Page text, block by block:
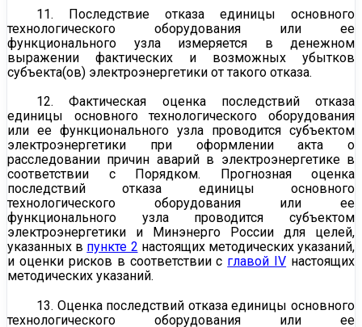
11. Последствие отказа единицы основного
технологического оборудования или ее
функционального узла измеряется в денежном
выражении фактических и возможных убытков
субъекта(ов) электроэнергетики от такого отказа.
12. Фактическая оценка последствий отказа
единицы основного технологического оборудования
или ее функционального узла проводится субъектом
электроэнергетики при оформлении акта о
расследовании причин аварий в электроэнергетике в
соответствии с
Порядком.
Прогнозная оценка
последствий отказа единицы основного
технологического оборудования или ее
функционального узла проводится субъектом
электроэнергетики и Минэнерго России для целей,
указанных в пункте 2 настоящих методических указаний,
и оценки рисков в соответствии с главой IV настоящих
методических указаний.
13. Оценка последствий отказа единицы основного
технологического оборудования или ее